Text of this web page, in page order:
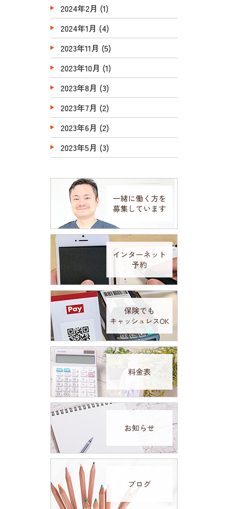
2024年2月 (1)
2024年1月 (4)
2023年11月 (5)
2023年10月 (1)
2023年8月 (3)
2023年7月 (2)
2023年6月 (2)
2023年5月 (3)